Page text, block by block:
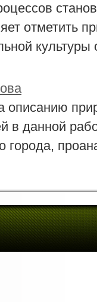
отметить
данной